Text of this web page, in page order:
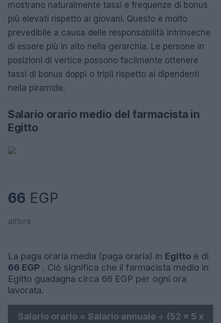
mostrano naturalmente tassi e frequenze di bonus
più elevati rispetto ai giovani. Questo è molto
prevedibile a causa delle responsabilità intrinseche
di essere più in alto nella gerarchia. Le persone in
posizioni di vertice possono facilmente ottenere
tassi di bonus doppi o tripli rispetto ai dipendenti
nella piramide.
Salario orario medio del farmacista in
Egitto
66 EGP
all’ora
La paga oraria media (paga oraria) in Egitto è di
66 EGP . Ciò significa che il farmacista medio in
Egitto guadagna circa 66 EGP per ogni ora
lavorata.
Salario orario = Salario annuale ÷ (52 x 5 x